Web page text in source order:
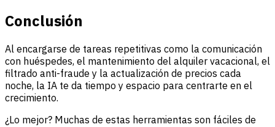
Conclusión
Al encargarse de tareas repetitivas como la comunicación
con huéspedes, el mantenimiento del alquiler vacacional, el
filtrado anti-fraude y la actualización de precios cada
noche, la IA te da tiempo y espacio para centrarte en el
crecimiento.
¿Lo mejor? Muchas de estas herramientas son fáciles de